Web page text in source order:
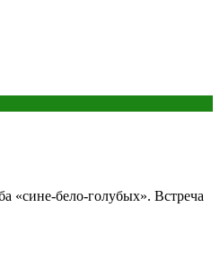
«сине‑бело‑голубых». Встреча